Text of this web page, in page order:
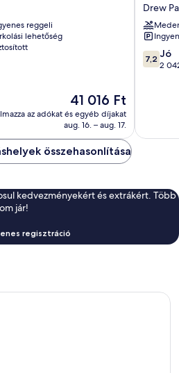
reggeli
lehetőség
Az
41 016 Ft
41 016 Ft
az adókat és egyéb díjakat
aug. 16. – aug. 17.
Suites
by
RJ
Stadium
Park
Drew
7.2
7,2 Jó
2
összehasonlítása
kedvezményekért és extrákért. Több
jár!
regisztráció